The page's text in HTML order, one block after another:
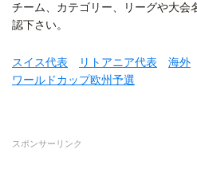
チーム、カテゴリー、リーグや大会
認下さい。
スイス代表 リトアニア代表 海外
ワールドカップ欧州予選
スポンサーリンク